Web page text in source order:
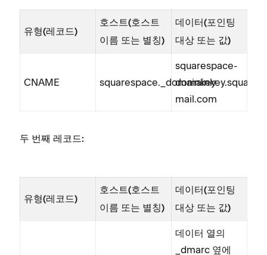
유형(레코드)
호스트(호스트
이름 또는 별칭)
데이터(포인팅
대상 또는 값)
CNAME squarespace._domainkey
squarespace-
mail.com
두 번째 레코드:
유형(레코드)
호스트(호스트
이름 또는 별칭)
데이터(포인팅
대상 또는 값)
데이터 열의
_dmarc 옆에